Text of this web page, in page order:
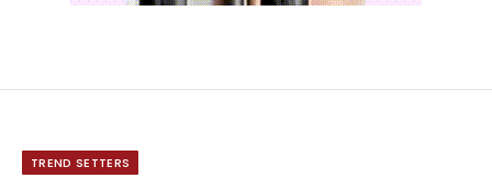
TREND SETTERS